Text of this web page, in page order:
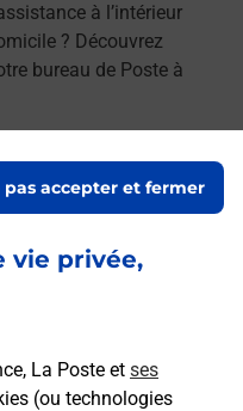
vie privée,
La Poste et ses
(ou technologies
pas accepter et fermer
à l’intérieur
? Découvrez
bureau de Poste à
par La Poste.